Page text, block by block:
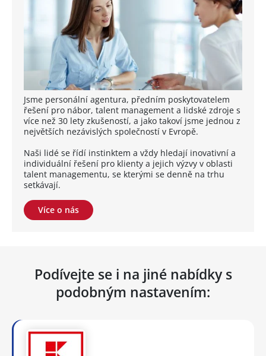
Jsme personální agentura, předním poskytovatelem
řešení pro nábor, talent management a lidské zdroje s
více než 30 lety zkušeností, a jako takoví jsme jednou z
největších nezávislých společností v Evropě.
Naši lidé se řídí instinktem a vždy hledají inovativní a
individuální řešení pro klienty a jejich výzvy v oblasti
talent managementu, se kterými se denně na trhu
setkávají.
Více o nás
Podívejte se i na jiné nabídky s
podobným nastavením: